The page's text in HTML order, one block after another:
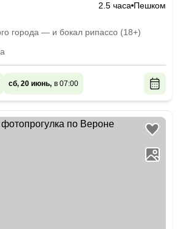
2.5 часа Пешком
города — и бокал рипассо (18+)
сб, 20 июнь, в 07:00